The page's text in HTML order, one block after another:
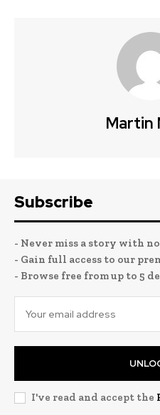
Martin
Subscribe
- Never miss a story with
- Gain full access to our
- Browse free from up to 5
I've read and accept the